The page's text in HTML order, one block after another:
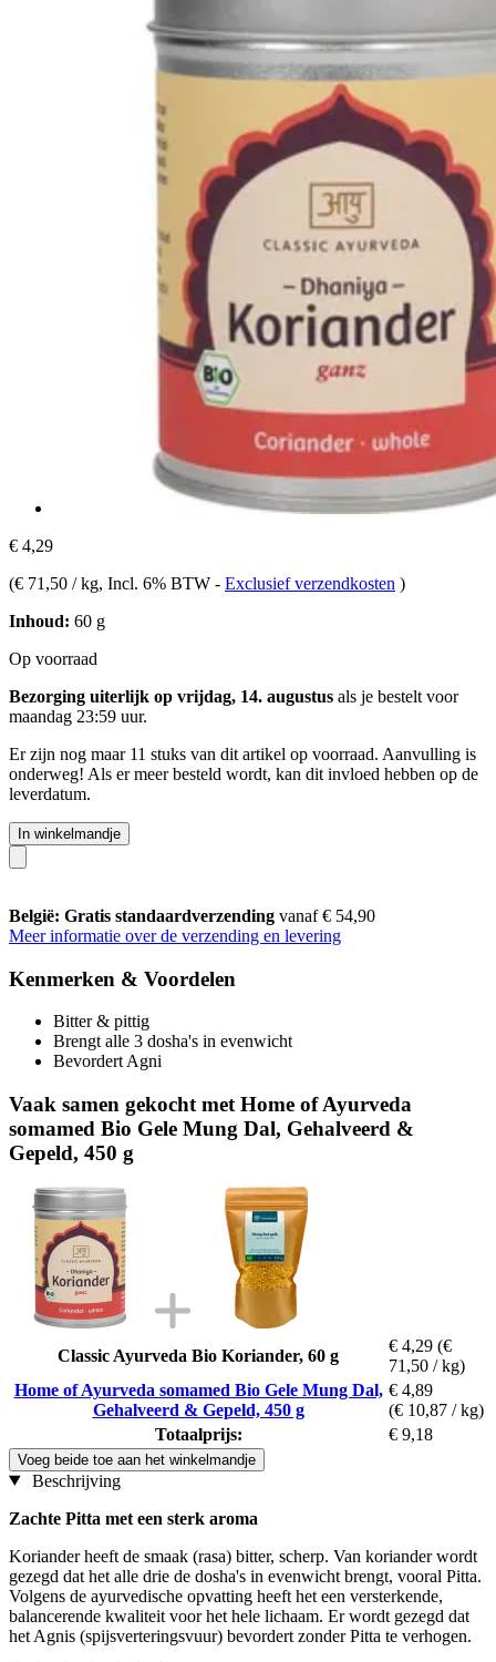
€ 4,29
(€ 71,50 / kg, Incl. 6% BTW - Exclusief verzendkosten )
Inhoud: 60 g
Op voorraad
Bezorging uiterlijk op vrijdag, 14. augustus als je bestelt voor
maandag 23:59 uur.
Er zijn nog maar 11 stuks van dit artikel op voorraad. Aanvulling is
onderweg! Als er meer besteld wordt, kan dit invloed hebben op de
leverdatum.
In winkelmandje
België: Gratis standaardverzending vanaf € 54,90
Meer informatie over de verzending en levering
Kenmerken & Voordelen
Bitter & pittig
Brengt alle 3 dosha's in evenwicht
Bevordert Agni
Vaak samen gekocht met Home of Ayurveda
somamed Bio Gele Mung Dal, Gehalveerd &
Gepeld, 450 g
Classic Ayurveda Bio Koriander, 60 g
€ 4,29 (€
71,50 / kg)
Home of Ayurveda somamed Bio Gele Mung Dal,
Gehalveerd & Gepeld, 450 g
€ 4,89
(€ 10,87 / kg)
Totaalprijs:
€ 9,18
Voeg beide toe aan het winkelmandje
Beschrijving
Zachte Pitta met een sterk aroma
Koriander heeft de smaak (rasa) bitter, scherp. Van koriander wordt
gezegd dat het alle drie de dosha's in evenwicht brengt, vooral Pitta.
Volgens de ayurvedische opvatting heeft het een versterkende,
balancerende kwaliteit voor het hele lichaam. Er wordt gezegd dat
het Agnis (spijsverteringsvuur) bevordert zonder Pitta te verhogen.